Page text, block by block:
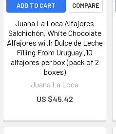
ADD TO CART COMPARE
Juana La Loca Alfajores
Salchichón, White Chocolate
Alfajores with Dulce de Leche
Filling From Uruguay ,10
alfajores per box (pack of 2
boxes)
Juana La Loca
US $45.42